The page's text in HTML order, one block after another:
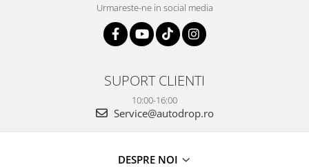
Urmareste-ne in social media
SUPORT CLIENTI
10:00-16:00
Service@autodrop.ro
DESPRE NOI